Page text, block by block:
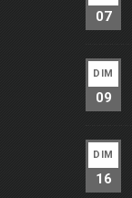
07
DIM
09
DIM
16